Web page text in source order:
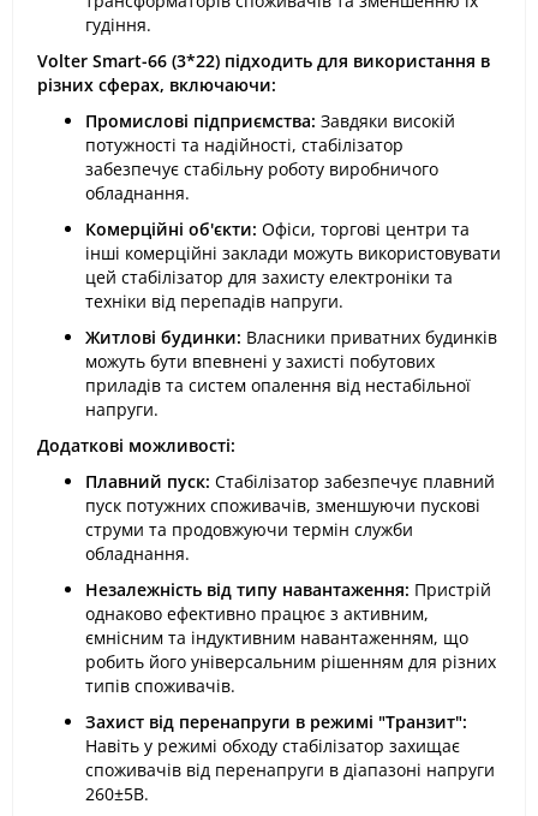
гудіння.
Volter Smart-66 (3*22) підходить для використання в
різних сферах, включаючи:
Промислові підприємства: Завдяки високій
потужності та надійності, стабілізатор
забезпечує стабільну роботу виробничого
обладнання.
Комерційні об'єкти: Офіси, торгові центри та
інші комерційні заклади можуть використовувати
цей стабілізатор для захисту електроніки та
техніки від перепадів напруги.
Житлові будинки: Власники приватних будинків
можуть бути впевнені у захисті побутових
приладів та систем опалення від нестабільної
напруги.
Додаткові можливості:
Плавний пуск: Стабілізатор забезпечує плавний
пуск потужних споживачів, зменшуючи пускові
струми та продовжуючи термін служби
обладнання.
Незалежність від типу навантаження: Пристрій
однаково ефективно працює з активним,
ємнісним та індуктивним навантаженням, що
робить його універсальним рішенням для різних
типів споживачів.
Захист від перенапруги в режимі "Транзит":
Навіть у режимі обходу стабілізатор захищає
споживачів від перенапруги в діапазоні напруги
260±5В.